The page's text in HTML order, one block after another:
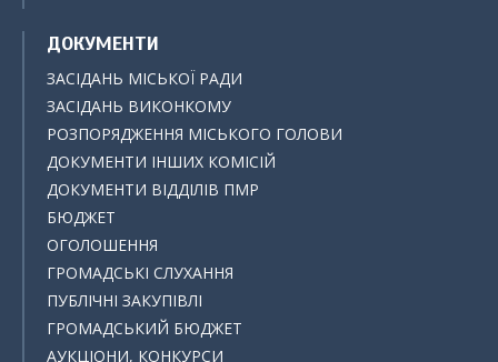
ДОКУМЕНТИ
ЗАСІДАНЬ МІСЬКОЇ РАДИ
ЗАСІДАНЬ ВИКОНКОМУ
РОЗПОРЯДЖЕННЯ МІСЬКОГО ГОЛОВИ
ДОКУМЕНТИ ІНШИХ КОМІСІЙ
ДОКУМЕНТИ ВІДДІЛІВ ПМР
БЮДЖЕТ
ОГОЛОШЕННЯ
ГРОМАДСЬКІ СЛУХАННЯ
ПУБЛІЧНІ ЗАКУПІВЛІ
ГРОМАДСЬКИЙ БЮДЖЕТ
АУКЦІОНИ, КОНКУРСИ